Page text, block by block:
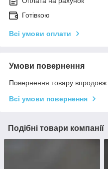
Готівкою
Всі умови оплати
Умови повернення
Повернення товару впродовж
Всі умови повернення
Подібні товари компанії